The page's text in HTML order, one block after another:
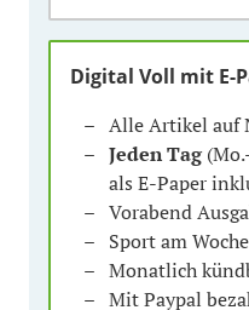
Digital Voll mit E-
Alle Artikel auf
Jeden Tag
als E-Paper
Vorabend
Sport am
Monatlich
Mit Paypal